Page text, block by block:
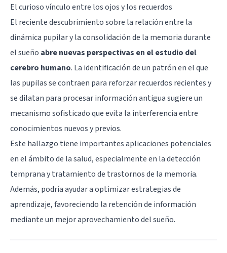
El curioso vínculo entre los ojos y los recuerdos
El reciente descubrimiento sobre la relación entre la
dinámica pupilar y la consolidación de la memoria durante
el sueño abre nuevas perspectivas en el estudio del
cerebro humano. La identificación de un patrón en el que
las pupilas se contraen para reforzar recuerdos recientes y
se dilatan para procesar información antigua sugiere un
mecanismo sofisticado que evita la interferencia entre
conocimientos nuevos y previos.
Este hallazgo tiene importantes aplicaciones potenciales
en el ámbito de la salud, especialmente en la detección
temprana y tratamiento de trastornos de la memoria.
Además, podría ayudar a optimizar estrategias de
aprendizaje, favoreciendo la retención de información
mediante un mejor aprovechamiento del sueño.